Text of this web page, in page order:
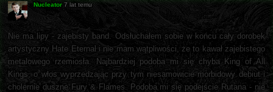
Nucleator 7 lat temu
Nie ma lipy - zajebisty band. Odsłuchałem sobie w końcu cały dorobek
artystyczny Hate Eternal i nie mam wątpliwości, że to kawał zajebistego
metalowego rzemiosła. Najbardziej podoba mi się chyba King of All
Kings, o włos wyprzedzając przy tym niesamowicie morbidowy debiut i
cholernie duszne Fury & Flames. Podoba mi się podejście Rutana - nie